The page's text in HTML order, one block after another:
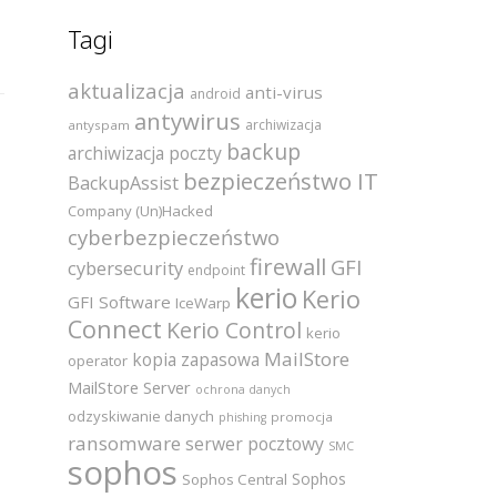
Tagi
aktualizacja android anti-virus
antyspam antywirus archiwizacja
archiwizacja poczty backup
BackupAssist bezpieczeństwo IT
Company (Un)Hacked
cyberbezpieczeństwo
cybersecurity endpoint firewall GFI
GFI Software IceWarp kerio Kerio
Connect Kerio Control kerio
operator kopia zapasowa MailStore
MailStore Server ochrona danych
odzyskiwanie danych phishing promocja
ransomware serwer pocztowy SMC
sophos Sophos Central Sophos